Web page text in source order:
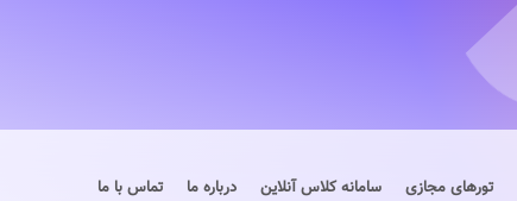
تورهای مجازی سامانه کلاس آنلاین درباره ما تماس با ما